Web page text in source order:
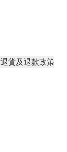
退貨及退款政策